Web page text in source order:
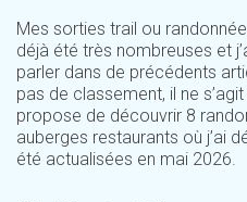
Mes sorties trail ou
déjà été très nombreuses et
parler dans de précédents
pas de classement, il ne
propose de découvrir 8
auberges restaurants où j’ai
été actualisées en mai 2026.